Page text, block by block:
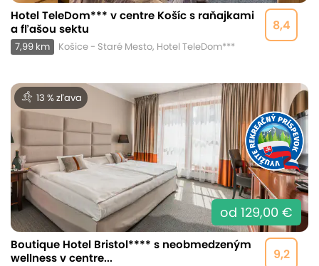
8,4
Hotel TeleDom*** v centre Košíc s raňajkami
a fľašou sektu
7,99 km Košice - Staré Mesto, Hotel TeleDom***
13 % zľava
od 129,00 €
9,2
Boutique Hotel Bristol**** s neobmedzeným
wellness v centre...